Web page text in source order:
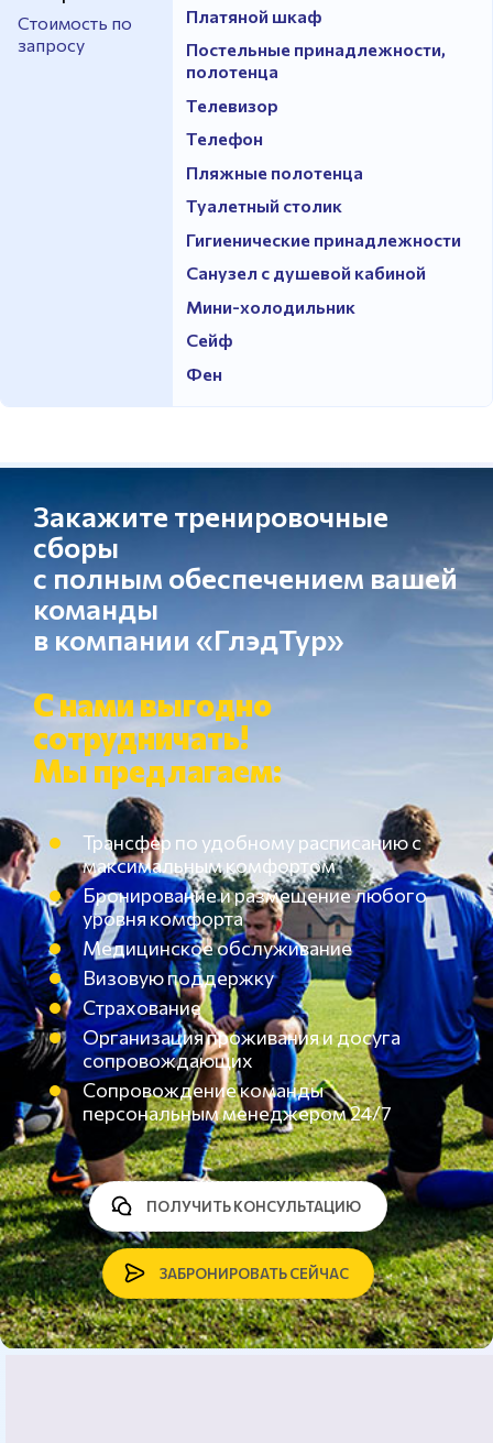
Стоимость по
запросу
Платяной шкаф
Постельные принадлежности,
полотенца
Телевизор
Телефон
Пляжные полотенца
Туалетный столик
Гигиенические принадлежности
Санузел с душевой кабиной
Мини-холодильник
Сейф
Фен
Закажите тренировочные
сборы
с полным обеспечением вашей
команды
в компании «ГлэдТур»
С нами выгодно
сотрудничать!
Мы предлагаем:
Трансфер по удобному расписанию с
максимальным комфортом
Бронирование и размещение любого
уровня комфорта
Медицинское обслуживание
Визовую поддержку
Страхование
Организация проживания и досуга
сопровождающих
Сопровождение команды
персональным менеджером 24/7
ЗАБРОНИРОВАТЬ СЕЙЧАС
ПОЛУЧИТЬ КОНСУЛЬТАЦИЮ